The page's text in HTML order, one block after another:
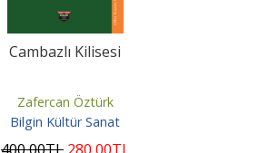
Cambazlı Kilisesi
Zafercan Öztürk
Bilgin Kültür Sanat
400,00TL 280,00TL